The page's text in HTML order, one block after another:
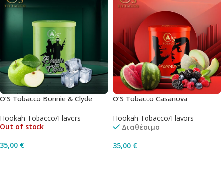
O’S Tobacco Bonnie & Clyde
Hookah Tobacco/Flavors
Out of stock
35,00 €
O’S Tobacco Casanova
Hookah Tobacco/Flavors
Διαθέσιμο
35,00 €